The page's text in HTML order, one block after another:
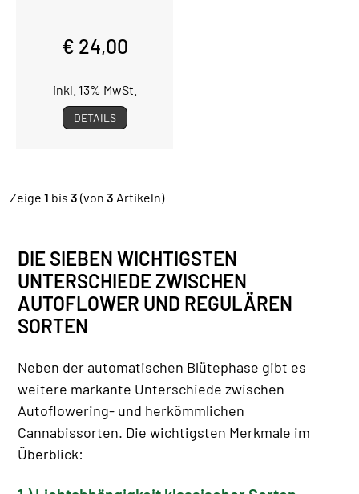
€ 24,00
inkl. 13% MwSt.
DETAILS
Zeige 1 bis 3 (von 3 Artikeln)
DIE SIEBEN WICHTIGSTEN
UNTERSCHIEDE ZWISCHEN
AUTOFLOWER UND REGULÄREN
SORTEN
Neben der automatischen Blütephase gibt es
weitere markante Unterschiede zwischen
Autoflowering- und herkömmlichen
Cannabissorten. Die wichtigsten Merkmale im
Überblick: